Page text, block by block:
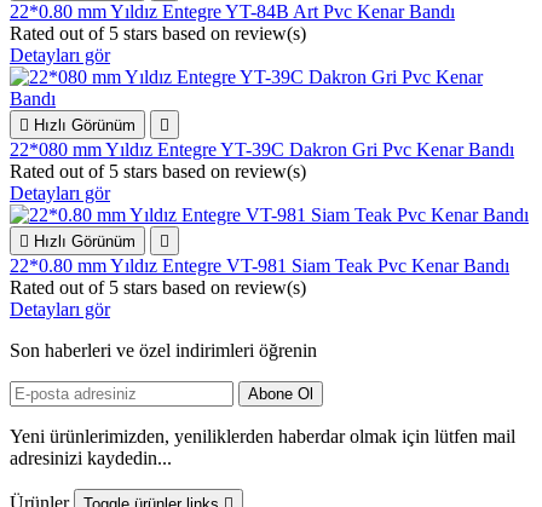
22*0.80 mm Yıldız Entegre YT-84B Art Pvc Kenar Bandı
Rated out of 5 stars based on review(s)
Detayları gör
 Hızlı Görünüm 
22*080 mm Yıldız Entegre YT-39C Dakron Gri Pvc Kenar Bandı
Rated out of 5 stars based on review(s)
Detayları gör
 Hızlı Görünüm 
22*0.80 mm Yıldız Entegre VT-981 Siam Teak Pvc Kenar Bandı
Rated out of 5 stars based on review(s)
Detayları gör
Son haberleri ve özel indirimleri öğrenin
Yeni ürünlerimizden, yeniliklerden haberdar olmak için lütfen mail
adresinizi kaydedin...
Ürünler